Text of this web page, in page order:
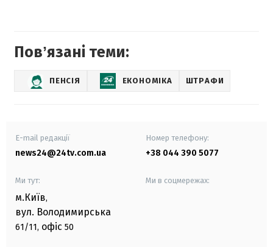
Повʼязані теми:
ПЕНСІЯ ЕКОНОМІКА ШТРАФИ
E-mail редакції
news24@24tv.com.ua
Номер телефону:
+38 044 390 5077
Ми тут:
м.Київ,
вул. Володимирська
61/11, офіс 50
Ми в соцмережах: